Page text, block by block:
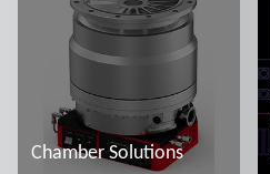
Chamber Solutions